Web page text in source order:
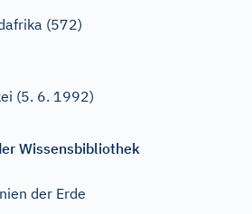
(572)
(5. 6. 1992)
Wissensbibliothek
der Erde